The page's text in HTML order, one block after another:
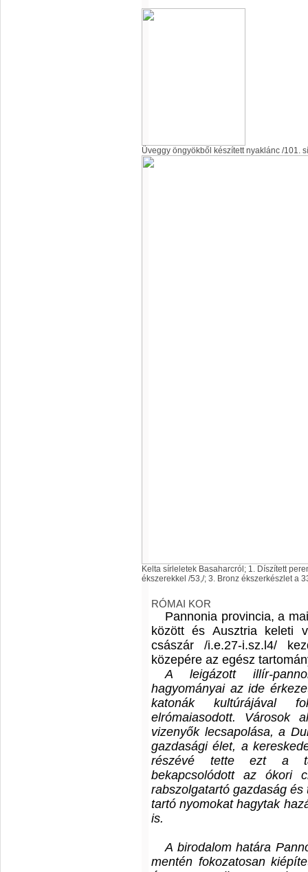
Üveggy öngyökből készített nyaklánc /101.
Kelta sírleletek Basaharcról; 1. Díszített
ékszerekkel /53,/; 3. Bronz ékszerkészlet a
RÓMAI KOR
Pannonia provincia, a
között és Ausztria keleti
császár /i.e.27-i.sz.l4/
közepére az egész
A leigázott illír-
hagyományai az ide
katonák kultúrájával
elrómaiasodott. Városok
vizenyők lecsapolása, a
gazdasági élet, a
részévé tette ezt a
bekapcsolódott az ókori
rabszolgatartó gazdaság
tartó nyomokat hagytak
is.
A birodalom határa
mentén fokozatosan